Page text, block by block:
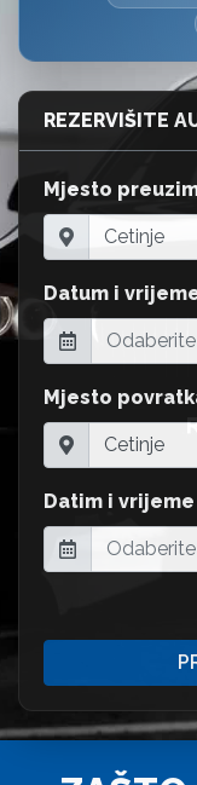
REZERVIŠITE
Mjesto
Datum i
Mjesto
Datim i